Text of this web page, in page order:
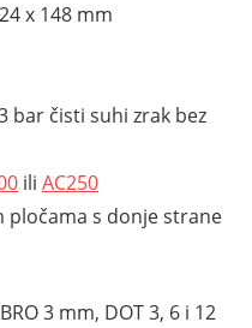
x 148 mm
bar čisti suhi zrak bez
ili AC250
pločama s donje strane
3 mm, DOT 3, 6 i 12